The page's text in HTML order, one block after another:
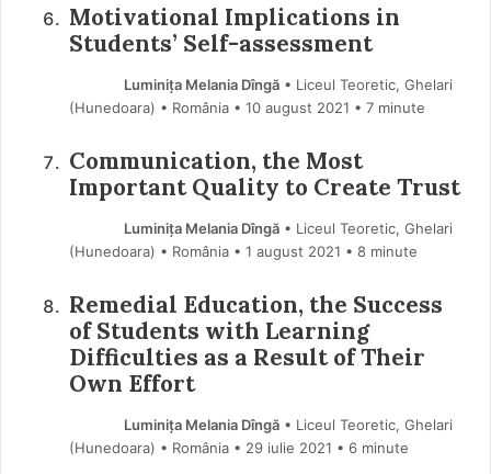
Motivational Implications in
Students’ Self-assessment
Luminița Melania Dîngă• Liceul Teoretic, Ghelari
(Hunedoara) • România
10 august 2021 • 7 minute
Communication, the Most
Important Quality to Create Trust
Luminița Melania Dîngă• Liceul Teoretic, Ghelari
(Hunedoara) • România
1 august 2021 • 8 minute
Remedial Education, the Success
of Students with Learning
Difficulties as a Result of Their
Own Effort
Luminița Melania Dîngă• Liceul Teoretic, Ghelari
(Hunedoara) • România
29 iulie 2021 • 6 minute